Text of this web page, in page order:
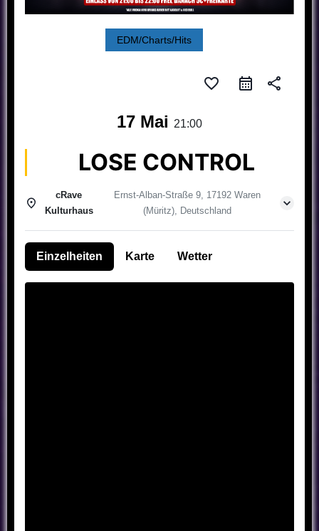
EDM/Charts/Hits
favorite_border share
17 Mai 21:00
LOSE CONTROL
cRave
Kulturhaus
Ernst-Alban-Straße 9, 17192 Waren
(Müritz), Deutschland
Einzelheiten Karte Wetter